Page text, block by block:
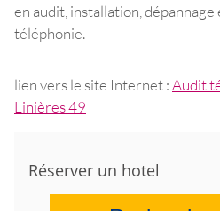
en audit, installation,
téléphonie.
lien vers le site Internet :Audit
Linières 49
Réserver un hotel